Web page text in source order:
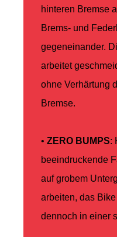
hinteren Bremse
Brems- und
gegeneinander.
arbeitet
ohne Verhärtung
Bremse.
• ZERO BUMPS:
beeindruckende
auf grobem
arbeiten, das
dennoch in einer